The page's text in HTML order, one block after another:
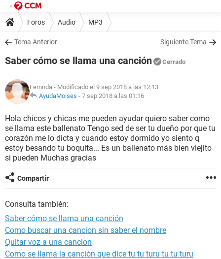
Foros Audio MP3
Tema Anterior Siguiente Tema
Saber cómo se llama una canción Cerrado
Fernnda - Modificado el 9 sep 2018 a las 12:13
AyudaMoises - 7 sep 2018 a las 01:16
Hola chicos y chicas me pueden ayudar quiero saber como
se llama este ballenato Tengo sed de ser tu dueño por que tu
corazón me lo dicta y cuando estoy dormido yo siento q
estoy besando tu boquita... Es un ballenato más bien viejito
si pueden Muchas gracias
Compartir
Consulta también:
Saber cómo se llama una canción
Como buscar una cancion sin saber el nombre
Quitar voz a una cancion
Como se llama la canción que dice tu tu turu tu tu turu